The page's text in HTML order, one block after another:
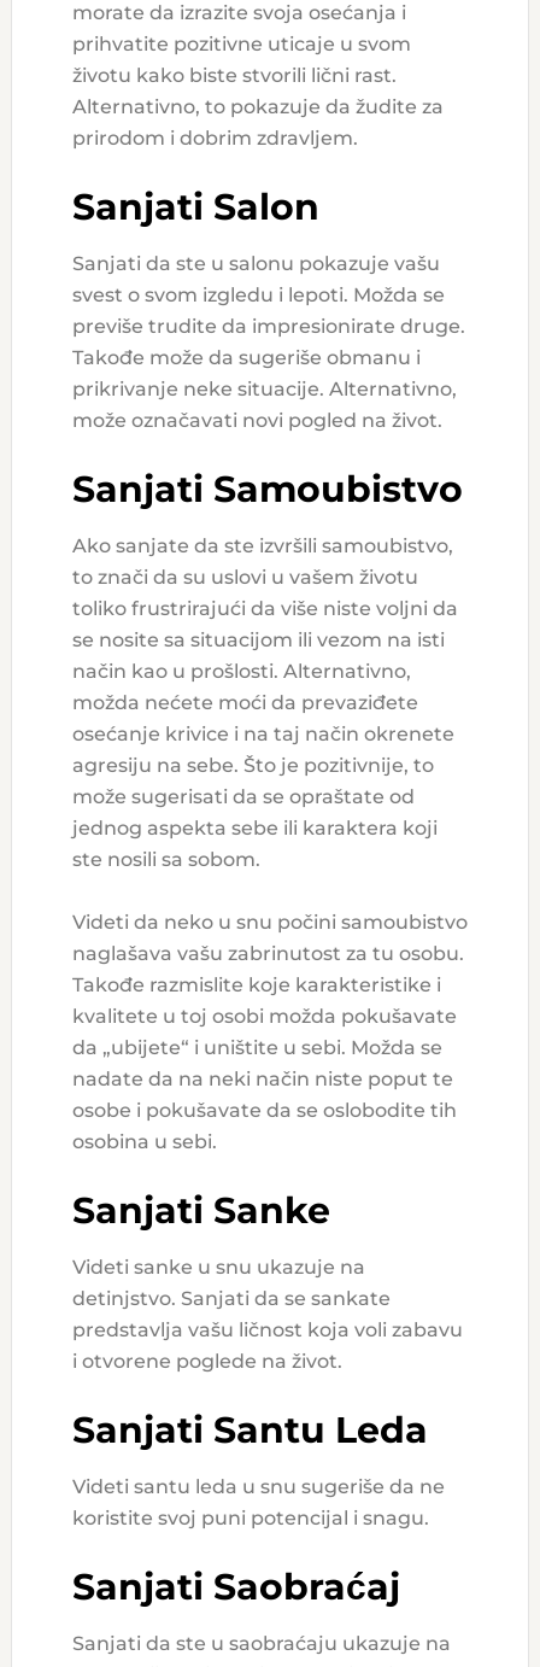
morate da izrazite svoja osećanja i
prihvatite pozitivne uticaje u svom
životu kako biste stvorili lični rast.
Alternativno, to pokazuje da žudite za
prirodom i dobrim zdravljem.
Sanjati Salon
Sanjati da ste u salonu pokazuje vašu
svest o svom izgledu i lepoti. Možda se
previše trudite da impresionirate druge.
Takođe može da sugeriše obmanu i
prikrivanje neke situacije. Alternativno,
može označavati novi pogled na život.
Sanjati Samoubistvo
Ako sanjate da ste izvršili samoubistvo,
to znači da su uslovi u vašem životu
toliko frustrirajući da više niste voljni da
se nosite sa situacijom ili vezom na isti
način kao u prošlosti. Alternativno,
možda nećete moći da prevaziđete
osećanje krivice i na taj način okrenete
agresiju na sebe. Što je pozitivnije, to
može sugerisati da se opraštate od
jednog aspekta sebe ili karaktera koji
ste nosili sa sobom.
Videti da neko u snu počini samoubistvo
naglašava vašu zabrinutost za tu osobu.
Takođe razmislite koje karakteristike i
kvalitete u toj osobi možda pokušavate
da „ubijete“ i uništite u sebi. Možda se
nadate da na neki način niste poput te
osobe i pokušavate da se oslobodite tih
osobina u sebi.
Sanjati Sanke
Videti sanke u snu ukazuje na
detinjstvo. Sanjati da se sankate
predstavlja vašu ličnost koja voli zabavu
i otvorene poglede na život.
Sanjati Santu Leda
Videti santu leda u snu sugeriše da ne
koristite svoj puni potencijal i snagu.
Sanjati Saobraćaj
Sanjati da ste u saobraćaju ukazuje na